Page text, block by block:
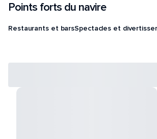
Points forts du navire
Restaurants et barsSpectacles et